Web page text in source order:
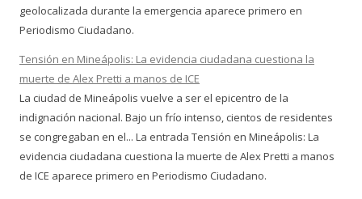
geolocalizada durante la emergencia aparece primero en
Periodismo Ciudadano.
Tensión en Mineápolis: La evidencia ciudadana cuestiona la
muerte de Alex Pretti a manos de ICE
La ciudad de Mineápolis vuelve a ser el epicentro de la
indignación nacional. Bajo un frío intenso, cientos de residentes
se congregaban en el... La entrada Tensión en Mineápolis: La
evidencia ciudadana cuestiona la muerte de Alex Pretti a manos
de ICE aparece primero en Periodismo Ciudadano.